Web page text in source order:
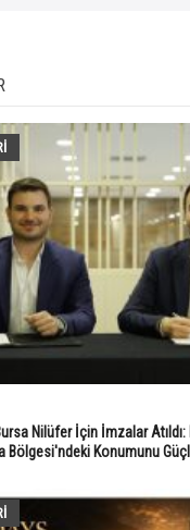
Nilüfer İçin İmzalar
Bölgesi'ndeki Konumunu